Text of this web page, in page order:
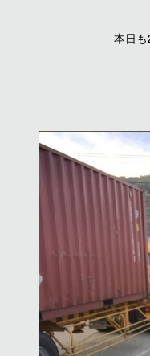
本日